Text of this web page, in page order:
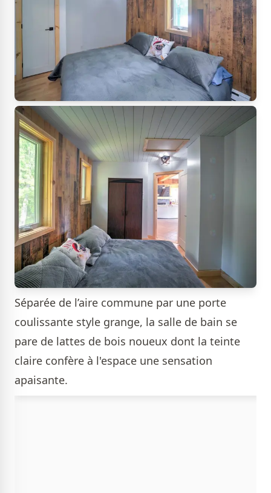
Séparée de l’aire commune par une porte
coulissante style grange, la salle de bain se
pare de lattes de bois noueux dont la teinte
claire confère à l'espace une sensation
apaisante.